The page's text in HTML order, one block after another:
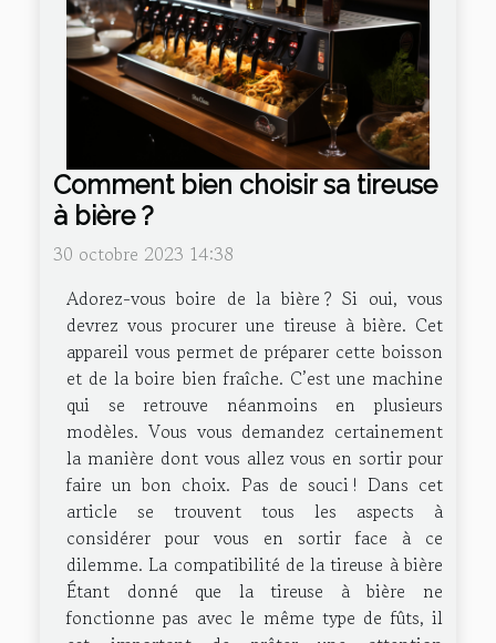
Comment bien choisir sa tireuse
à bière ?
30 octobre 2023 14:38
Adorez-vous boire de la bière ? Si oui, vous
devrez vous procurer une tireuse à bière. Cet
appareil vous permet de préparer cette boisson
et de la boire bien fraîche. C’est une machine
qui se retrouve néanmoins en plusieurs
modèles. Vous vous demandez certainement
la manière dont vous allez vous en sortir pour
faire un bon choix. Pas de souci ! Dans cet
article se trouvent tous les aspects à
considérer pour vous en sortir face à ce
dilemme. La compatibilité de la tireuse à bière
Étant donné que la tireuse à bière ne
fonctionne pas avec le même type de fûts, il